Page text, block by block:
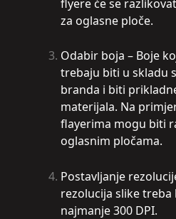
flyere će se
za oglasne ploče.
Odabir boja – Boje
trebaju biti u skladu
branda i biti
materijala. Na
flayerima mogu biti
oglasnim pločama.
Postavljanje
rezolucija slike
najmanje 300 DPI.